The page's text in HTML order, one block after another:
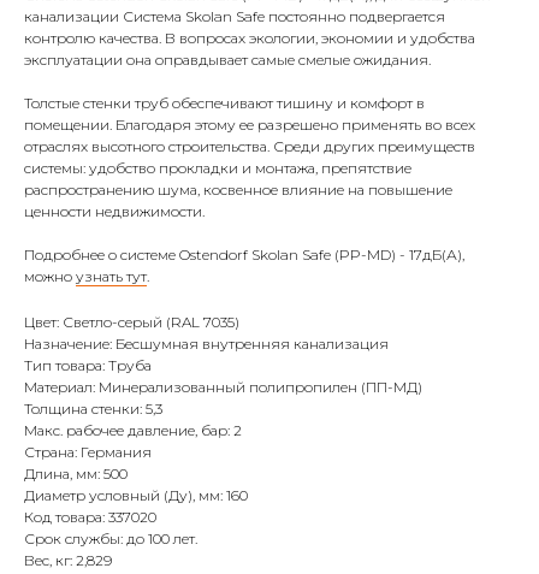
канализации Система Skolan Safe постоянно подвергается
контролю качества. В вопросах экологии, экономии и удобства
эксплуатации она оправдывает самые смелые ожидания.
Толстые стенки труб обеспечивают тишину и комфорт в
помещении. Благодаря этому ее разрешено применять во всех
отраслях высотного строительства. Среди других преимуществ
системы: удобство прокладки и монтажа, препятствие
распространению шума, косвенное влияние на повышение
ценности недвижимости.
Подробнее о системе Ostendorf Skolan Safe (PP-MD) - 17дБ(А),
можно узнать тут.
Цвет: Светло-серый (RAL 7035)
Назначение: Бесшумная внутренняя канализация
Тип товара: Труба
Материал: Минерализованный полипропилен (ПП-МД)
Толщина стенки: 5,3
Макс. рабочее давление, бар: 2
Страна: Германия
Длина, мм: 500
Диаметр условный (Ду), мм: 160
Код товара: 337020
Срок службы: до 100 лет.
Вес, кг: 2,829